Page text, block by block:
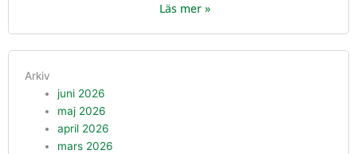
Läs mer »
Arkiv
juni 2026
maj 2026
april 2026
mars 2026